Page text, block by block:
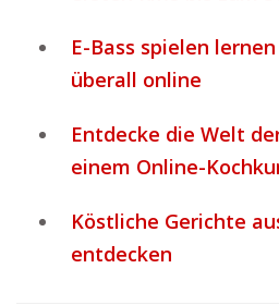
E-Bass spielen
überall online
Entdecke die Welt
einem Online-
Köstliche Gerichte
entdecken